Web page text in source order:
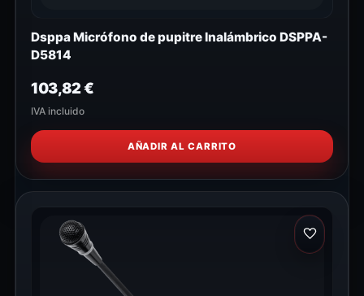
Dsppa Micrófono de pupitre Inalámbrico DSPPA-
D5814
103,82€
IVA incluido
AÑADIR AL CARRITO